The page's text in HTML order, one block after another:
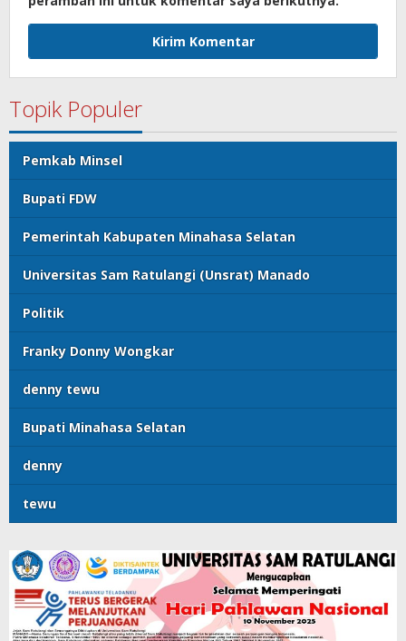
Topik Populer
Pemkab Minsel
Bupati FDW
Pemerintah Kabupaten Minahasa Selatan
Universitas Sam Ratulangi (Unsrat) Manado
Politik
Franky Donny Wongkar
denny tewu
Bupati Minahasa Selatan
denny
tewu